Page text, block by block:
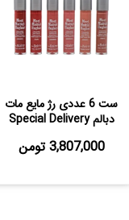
ست 6 عددی رژ مایع مات
دبالم Special Delivery
3,807,000 تومن